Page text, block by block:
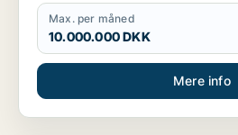
Max. per måned
10.000.000 DKK
Mere info